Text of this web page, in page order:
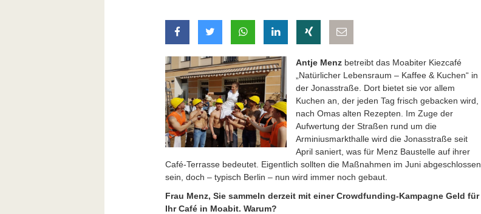
auf Facebook teilen
auf Twitter teilen
mit Whatsapp teilen
auf LinkedIn teilen
auf Xing teilenper E-Mail teilen
Antje Menz betreibt das Moabiter Kiezcafé
„Natürlicher Lebensraum – Kaffee & Kuchen“ in
der Jonasstraße. Dort bietet sie vor allem
Kuchen an, der jeden Tag frisch gebacken wird,
nach Omas alten Rezepten. Im Zuge der
Aufwertung der Straßen rund um die
Arminiusmarkthalle wird die Jonasstraße seit
April saniert, was für Menz Baustelle auf ihrer
Café-Terrasse bedeutet. Eigentlich sollten die Maßnahmen im Juni abgeschlossen
sein, doch – typisch Berlin – nun wird immer noch gebaut.
Frau Menz, Sie sammeln derzeit mit einer Crowdfunding-Kampagne Geld für
Ihr Café in Moabit. Warum?